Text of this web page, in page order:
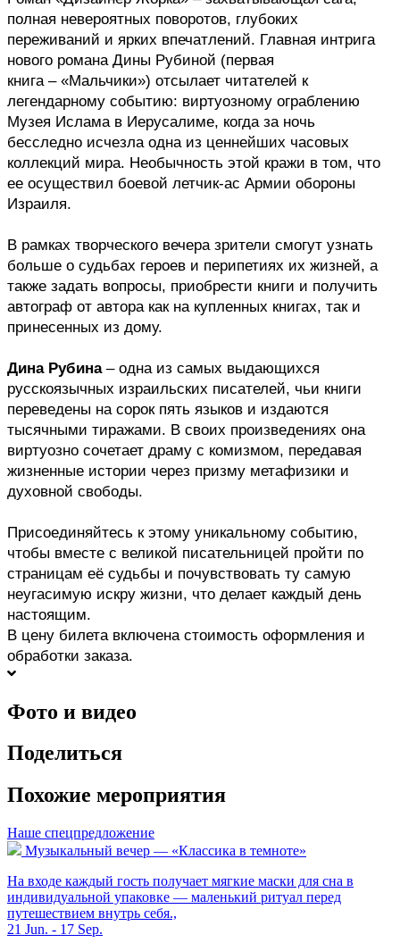
полная невероятных поворотов, глубоких
переживаний и ярких впечатлений. Главная интрига
нового романа Дины Рубиной (первая
книга – «Мальчики») отсылает читателей к
легендарному событию: виртуозному ограблению
Музея Ислама в Иерусалиме, когда за ночь
бесследно исчезла одна из ценнейших часовых
коллекций мира. Необычность этой кражи в том, что
ее осуществил боевой летчик-ас Армии обороны
Израиля.
В рамках творческого вечера зрители смогут узнать
больше о судьбах героев и перипетиях их жизней, а
также задать вопросы, приобрести книги и получить
автограф от автора как на купленных книгах, так и
принесенных из дому.
Дина Рубина – одна из самых выдающихся
русскоязычных израильских писателей, чьи книги
переведены на сорок пять языков и издаются
тысячными тиражами. В своих произведениях она
виртуозно сочетает драму с комизмом, передавая
жизненные истории через призму метафизики и
духовной свободы.
Присоединяйтесь к этому уникальному событию,
чтобы вместе с великой писательницей пройти по
страницам её судьбы и почувствовать ту самую
неугасимую искру жизни, что делает каждый день
настоящим.
В цену билета включена стоимость оформления и
обработки заказа.
Фото и видео
Поделиться
Похожие мероприятия
Наше спецпредложение
Музыкальный вечер — «Классика в темноте»
На входе каждый гость получает мягкие маски для сна в
индивидуальной упаковке — маленький ритуал перед
путешествием внутрь себя.,
21 Jun. - 17 Sep.